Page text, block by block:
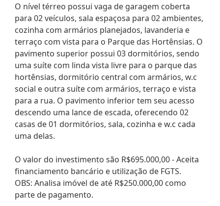
O nível térreo possui vaga de garagem coberta
para 02 veículos, sala espaçosa para 02 ambientes,
cozinha com armários planejados, lavanderia e
terraço com vista para o Parque das Hortênsias. O
pavimento superior possui 03 dormitórios, sendo
uma suíte com linda vista livre para o parque das
hortênsias, dormitório central com armários, w.c
social e outra suíte com armários, terraço e vista
para a rua. O pavimento inferior tem seu acesso
descendo uma lance de escada, oferecendo 02
casas de 01 dormitórios, sala, cozinha e w.c cada
uma delas.
O valor do investimento são R$695.000,00 - Aceita
financiamento bancário e utilização de FGTS.
OBS: Analisa imóvel de até R$250.000,00 como
parte de pagamento.